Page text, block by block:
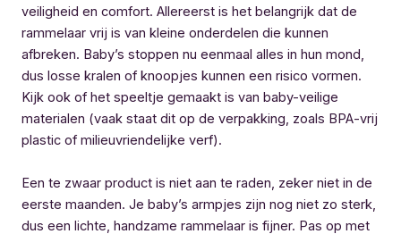
veiligheid en comfort. Allereerst is het belangrijk dat de
rammelaar vrij is van kleine onderdelen die kunnen
afbreken. Baby’s stoppen nu eenmaal alles in hun mond,
dus losse kralen of knoopjes kunnen een risico vormen.
Kijk ook of het speeltje gemaakt is van baby-veilige
materialen (vaak staat dit op de verpakking, zoals BPA-vrij
plastic of milieuvriendelijke verf).
Een te zwaar product is niet aan te raden, zeker niet in de
eerste maanden. Je baby’s armpjes zijn nog niet zo sterk,
dus een lichte, handzame rammelaar is fijner. Pas op met